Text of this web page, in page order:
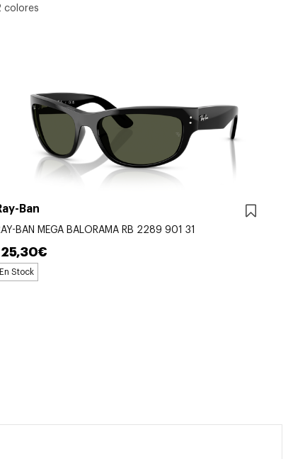
colores
Ban
BAN MEGA BALORAMA RB 2289 901 31
En Stock